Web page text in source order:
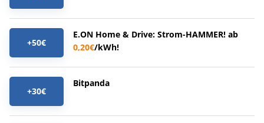
+50€
E.ON Home & Drive: Strom-HAMMER! ab
0,20€/kWh!
+30€
Bitpanda